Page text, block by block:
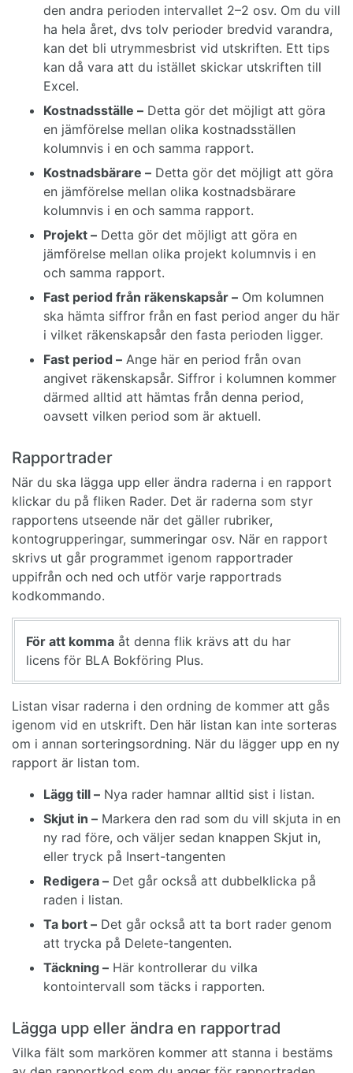
den andra perioden intervallet 2–2 osv. Om du vill
ha hela året, dvs tolv perioder bredvid varandra,
kan det bli utrymmesbrist vid utskriften. Ett tips
kan då vara att du istället skickar utskriften till
Excel.
Kostnadsställe – Detta gör det möjligt att göra
en jämförelse mellan olika kostnadsställen
kolumnvis i en och samma rapport.
Kostnadsbärare – Detta gör det möjligt att göra
en jämförelse mellan olika kostnadsbärare
kolumnvis i en och samma rapport.
Projekt – Detta gör det möjligt att göra en
jämförelse mellan olika projekt kolumnvis i en
och samma rapport.
Fast period från räkenskapsår – Om kolumnen
ska hämta siffror från en fast period anger du här
i vilket räkenskapsår den fasta perioden ligger.
Fast period – Ange här en period från ovan
angivet räkenskapsår. Siffror i kolumnen kommer
därmed alltid att hämtas från denna period,
oavsett vilken period som är aktuell.
Rapportrader
När du ska lägga upp eller ändra raderna i en rapport
klickar du på fliken Rader. Det är raderna som styr
rapportens utseende när det gäller rubriker,
kontogrupperingar, summeringar osv. När en rapport
skrivs ut går programmet igenom rapportrader
uppifrån och ned och utför varje rapportrads
kodkommando.
För att komma åt denna flik krävs att du har
licens för BLA Bokföring Plus.
Listan visar raderna i den ordning de kommer att gås
igenom vid en utskrift. Den här listan kan inte sorteras
om i annan sorteringsordning. När du lägger upp en ny
rapport är listan tom.
Lägg till – Nya rader hamnar alltid sist i listan.
Skjut in – Markera den rad som du vill skjuta in en
ny rad före, och väljer sedan knappen Skjut in,
eller tryck på Insert-tangenten
Redigera – Det går också att dubbelklicka på
raden i listan.
Ta bort – Det går också att ta bort rader genom
att trycka på Delete-tangenten.
Täckning – Här kontrollerar du vilka
kontointervall som täcks i rapporten.
Lägga upp eller ändra en rapportrad
Vilka fält som markören kommer att stanna i bestäms